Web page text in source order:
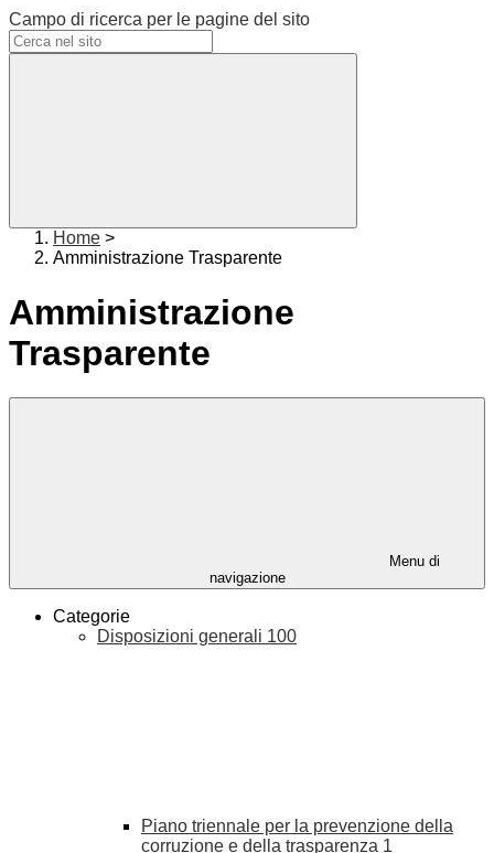
Campo di ricerca per le pagine del sito
Home >
Amministrazione Trasparente
Amministrazione
Trasparente
Menu di
navigazione
Categorie
Disposizioni generali 100
Piano triennale per la prevenzione della
corruzione e della trasparenza 1